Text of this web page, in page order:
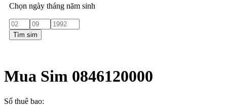
Chọn ngày tháng năm sinh
Tìm sim
Mua Sim 0846120000
Số thuê bao: